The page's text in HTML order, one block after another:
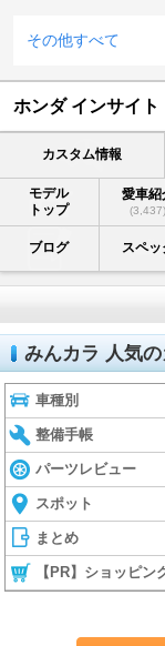
その他すべて
ホンダ インサイト
カスタム情報
モデル
トップ
愛車紹
(3,437)
ブログ スペッ
みんカラ 人気の
車種別
整備手帳
パーツレビュー
スポット
まとめ
【PR】ショッピン